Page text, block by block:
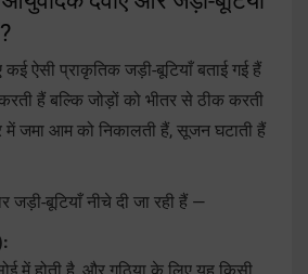
ऐसी प्राकृतिक जड़ी-बूटियाँ बताई गई हैं
हैं बल्कि जोड़ों को भीतर से ठीक करती
में जमा आम को निकालती हैं, सूजन घटाती हैं
बूटियाँ नीचे दी जा रही हैं —
में होती है, और गठिया के लिए यह किसी